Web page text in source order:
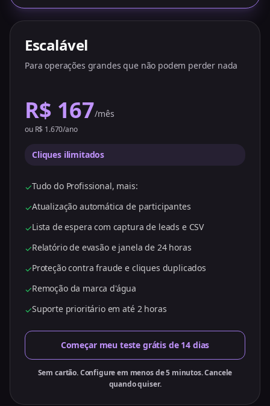
Escalável
Para operações grandes que não podem perder nada
R$ 167/mês
ou R$ 1.670/ano
Cliques ilimitados
✓Tudo do Profissional, mais:
✓Atualização automática de participantes
✓Lista de espera com captura de leads e CSV
✓Relatório de evasão e janela de 24 horas
✓Proteção contra fraude e cliques duplicados
✓Remoção da marca d'água
✓Suporte prioritário em até 2 horas
Começar meu teste grátis de 14 dias
Sem cartão. Configure em menos de 5 minutos. Cancele
quando quiser.